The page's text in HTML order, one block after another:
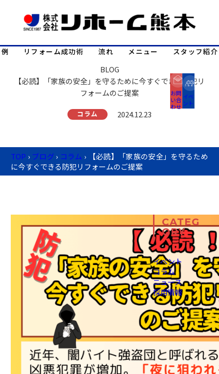
リフォーム成功術 流れ メニュー スタッフ紹介
BLOG
【必読】「家族の安全」を守るために今すぐできる防犯リ
フォームのご提案
コラム 2024.12.23
TOP › ブログ › コラム › 【必読】「家族の安全」を守るため
に今すぐできる防犯リフォームのご提案
CATEG
ORY
イベント
コラム
ニュース
採用情報
お問
い合
わせ
イベ
ント